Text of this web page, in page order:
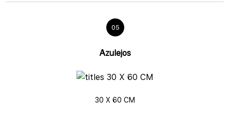
05
Azulejos
30 X 60 CM